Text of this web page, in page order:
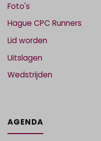
Foto's
Hague CPC Runners
Lid worden
Uitslagen
Wedstrijden
AGENDA